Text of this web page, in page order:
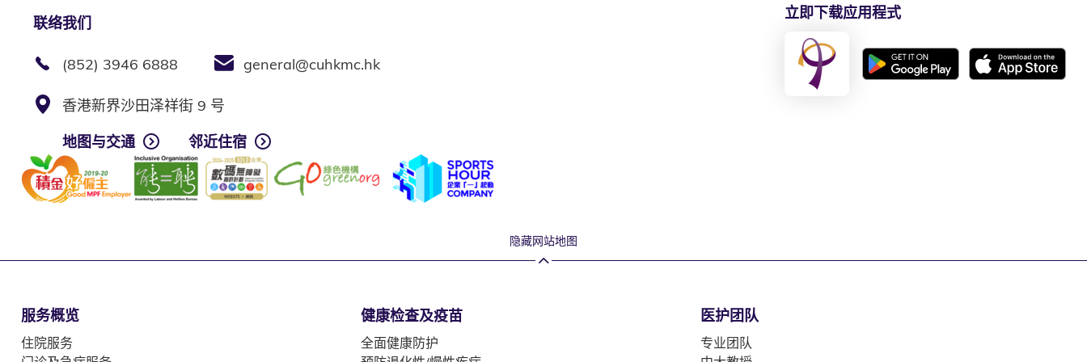
联络我们
(852) 3946 6888 general@cuhkmc.hk
香港新界沙田泽祥街 9 号
地图与交通
邻近住宿
立即下载应用程式
隐藏网站地图
服务概览
住院服务
健康检查及疫苗
全面健康防护
医护团队
专业团队